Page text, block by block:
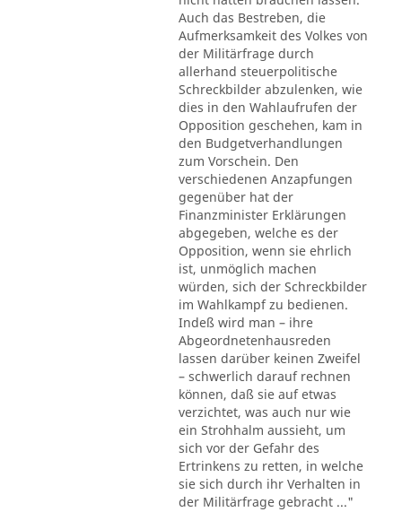
Auch das Bestreben, die
Aufmerksamkeit des Volkes von
der Militärfrage durch
allerhand steuerpolitische
Schreckbilder abzulenken, wie
dies in den Wahlaufrufen der
Opposition geschehen, kam in
den Budgetverhandlungen
zum Vorschein. Den
verschiedenen Anzapfungen
gegenüber hat der
Finanzminister Erklärungen
abgegeben, welche es der
Opposition, wenn sie ehrlich
ist, unmöglich machen
würden, sich der Schreckbilder
im Wahlkampf zu bedienen.
Indeß wird man – ihre
Abgeordnetenhausreden
lassen darüber keinen Zweifel
– schwerlich darauf rechnen
können, daß sie auf etwas
verzichtet, was auch nur wie
ein Strohhalm aussieht, um
sich vor der Gefahr des
Ertrinkens zu retten, in welche
sie sich durch ihr Verhalten in
der Militärfrage gebracht ..."